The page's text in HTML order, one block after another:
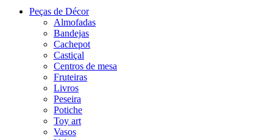
Peças de Décor
Almofadas
Bandejas
Cachepot
Castiçal
Centros de mesa
Fruteiras
Livros
Peseira
Potiche
Toy art
Vasos